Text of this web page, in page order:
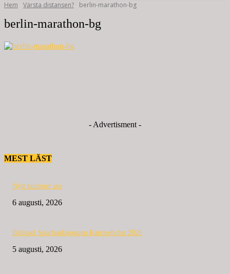
Hem Värsta distansen? berlin-marathon-bg
berlin-marathon-bg
- Advertisment -
MEST LÄST
Nytt nummer ute
6 augusti, 2026
Bildspel Sparbanksjoggen Katrineholm 2026
5 augusti, 2026